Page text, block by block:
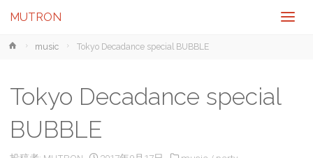
MUTRON
ホ
music Tokyo Decadance special BUBBLE
Tokyo Decadance special
BUBBLE